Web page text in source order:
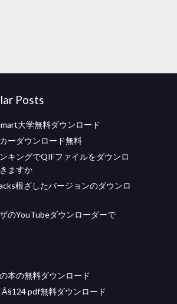
Posts
大学無料ダウンロード
ーダウンロード無料
キングでQIFファイルをダウンロ
ますか
根ざしたバージョンのダウンロ
のYouTubeダウンローダーで
本の無料ダウンロード
Â§124 pdf無料ダウンロード